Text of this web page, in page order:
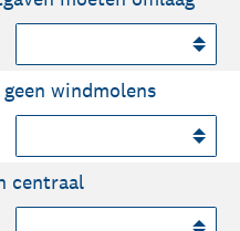
windmolens
centraal